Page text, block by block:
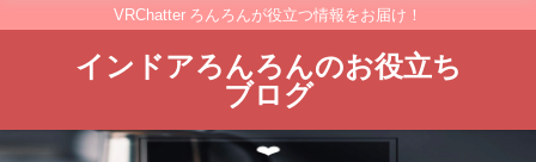
VRChatter ろんろんが役立つ情報をお届け！
インドアろんろんのお役立ち
ブログ